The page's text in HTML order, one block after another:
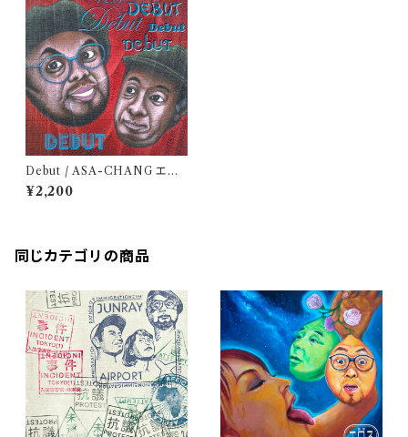
Debut / ASA-CHANG エマ
ーソン北村
¥2,200
同じカテゴリの商品